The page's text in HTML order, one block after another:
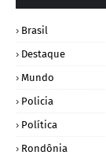
Brasil
Destaque
Mundo
Policia
Política
Rondônia